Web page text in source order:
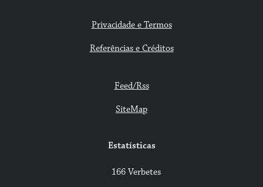
Privacidade e Termos
Referências e Créditos
Feed/Rss
SiteMap
Estatísticas
166 Verbetes